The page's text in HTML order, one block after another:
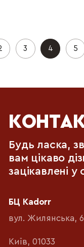
3 4 5
Будь ласка,
вам цікаво
зацікавлені у
БЦ Kadorr
вул. Жилянська,
Київ, 01033